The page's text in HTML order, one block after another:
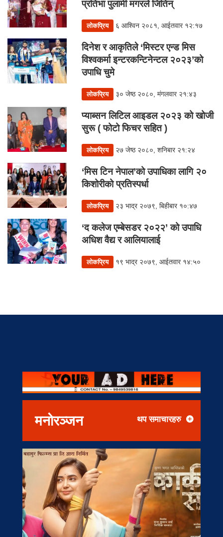
प्रतिभा पुलामी मगरले जितिन्
लोकप्रिय ६ आश्विन २०८१, आईतवार १२:१७
दिनेश र आकृतिले ‘मिस्टर एन्ड मिस
विश्वकर्मा इन्टरकन्टिनेन्टल २०२३’को
उपाधि चुमे
लोकप्रिय ३० जेष्ठ २०८०, मंगलवार २१:४३
प्याब्सन लिटिल आइडल २०२३ को खोजी
सुरू ( फोटो फिचर सहित )
लोकप्रिय २७ जेष्ठ २०८०, शनिबार २१:२४
‘मिस टिन नेपाल’को उपाधिका लागि २०
किशोरीको प्रतिस्पर्धा
लोकप्रिय २३ भाद्र २०७९, बिहीबार १०:४७
‘द कलेज एम्बेसडर २०२२’ को उपाधि
अधिश वैद्य र आलियालाई
लोकप्रिय १९ भाद्र २०७९, आईतवार १४:५०
मनोरञ्जन थप समाचारहरु